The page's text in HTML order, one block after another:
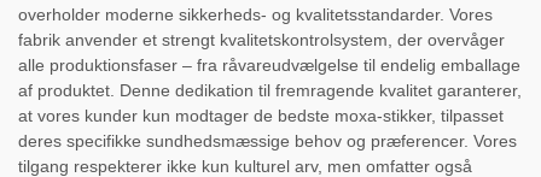
overholder moderne sikkerheds- og kvalitetsstandarder. Vores
fabrik anvender et strengt kvalitetskontrolsystem, der overvåger
alle produktionsfaser – fra råvareudvælgelse til endelig emballage
af produktet. Denne dedikation til fremragende kvalitet garanterer,
at vores kunder kun modtager de bedste moxa-stikker, tilpasset
deres specifikke sundhedsmæssige behov og præferencer. Vores
tilgang respekterer ikke kun kulturel arv, men omfatter også